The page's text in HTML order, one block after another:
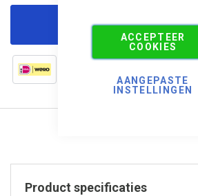
ACCEPTEER
COOKIES
AANGEPASTE
INSTELLINGEN
Korting aanvragen
Product specificaties